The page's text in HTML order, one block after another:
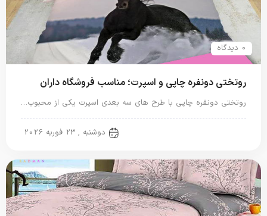
0 دیدگاه
روتختی دونفره چاپی و اسپرت؛ مناسب فروشگاه داران
روتختی دونفره چاپی با طرح های سه بعدی اسپرت یکی از محبوب…
دوشنبه , 23 فوریه 2026